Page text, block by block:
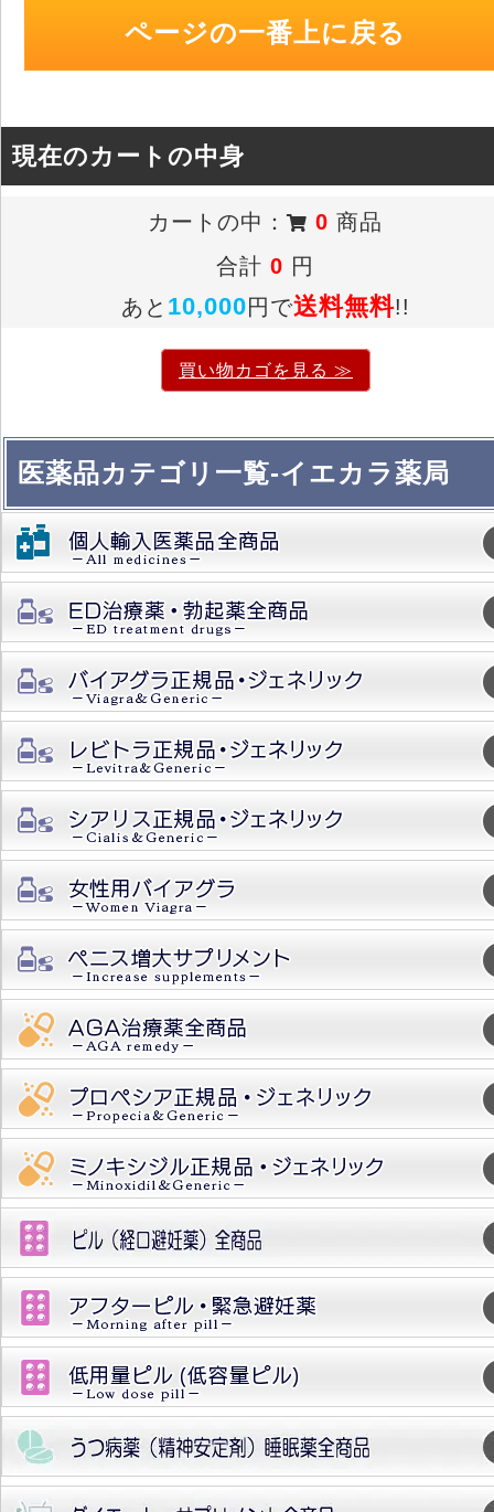
ページの一番上に戻る
現在のカートの中身
カートの中： 0 商品
合計0 円
あと 10,000円で送料無料!!
買い物カゴを見る ≫
医薬品カテゴリ一覧-イエカラ薬局